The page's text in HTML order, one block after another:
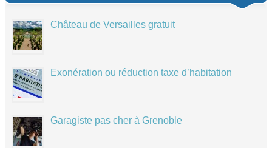
Château de Versailles gratuit
Exonération ou réduction taxe d’habitation
Garagiste pas cher à Grenoble